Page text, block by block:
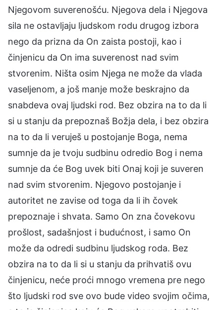
Njegovom suverenošću. Njegova dela i Njegova
sila ne ostavljaju ljudskom rodu drugog izbora
nego da prizna da On zaista postoji, kao i
činjenicu da On ima suverenost nad svim
stvorenim. Ništa osim Njega ne može da vlada
vaseljenom, a još manje može beskrajno da
snabdeva ovaj ljudski rod. Bez obzira na to da li
si u stanju da prepoznaš Božja dela, i bez obzira
na to da li veruješ u postojanje Boga, nema
sumnje da je tvoju sudbinu odredio Bog i nema
sumnje da će Bog uvek biti Onaj koji je suveren
nad svim stvorenim. Njegovo postojanje i
autoritet ne zavise od toga da li ih čovek
prepoznaje i shvata. Samo On zna čovekovu
prošlost, sadašnjost i budućnost, i samo On
može da odredi sudbinu ljudskog roda. Bez
obzira na to da li si u stanju da prihvatiš ovu
činjenicu, neće proći mnogo vremena pre nego
što ljudski rod sve ovo bude video svojim očima,